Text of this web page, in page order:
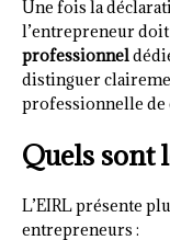
Une fois la
l’entrepreneur
professionnel
distinguer
professionnelle de
Quels sont
L’EIRL présente
entrepreneurs :